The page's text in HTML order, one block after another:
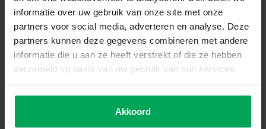
informatie over uw gebruik van onze site met onze
partners voor social media, adverteren en analyse. Deze
partners kunnen deze gegevens combineren met andere
informatie die u aan ze heeft verstrekt of die ze hebben
verzameld op basis van uw gebruik van hun services.
Akkoord
Délai de rétractation de 14 jours
Délai de livraison de 3-5 jours ouvrables
Informations additionnelles?Neem contact met ons
op
Informations sur le produit